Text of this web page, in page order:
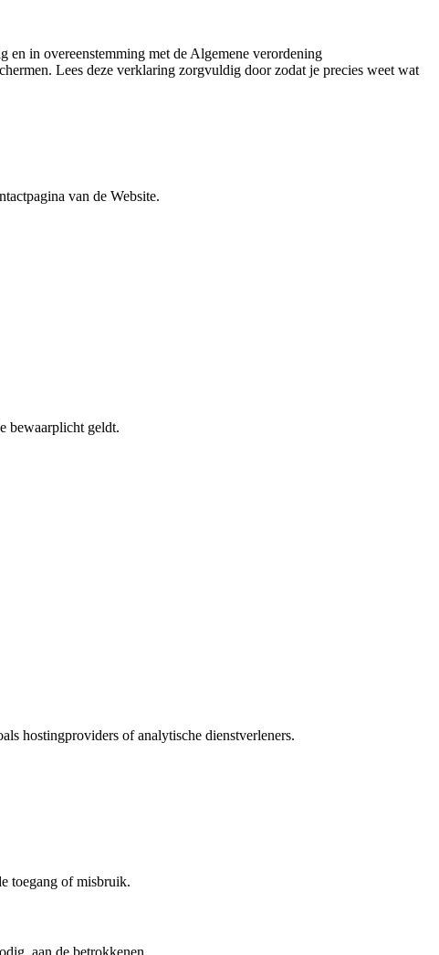
in overeenstemming met de Algemene verordening
Lees deze verklaring zorgvuldig door zodat je precies weet wat
van de Website.
bewaarplicht geldt.
hostingproviders of analytische dienstverleners.
toegang of misbruik.